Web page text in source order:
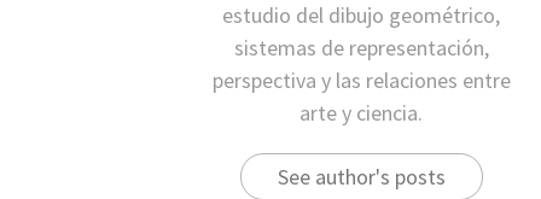
estudio del dibujo geométrico,
sistemas de representación,
perspectiva y las relaciones entre
arte y ciencia.
See author's posts